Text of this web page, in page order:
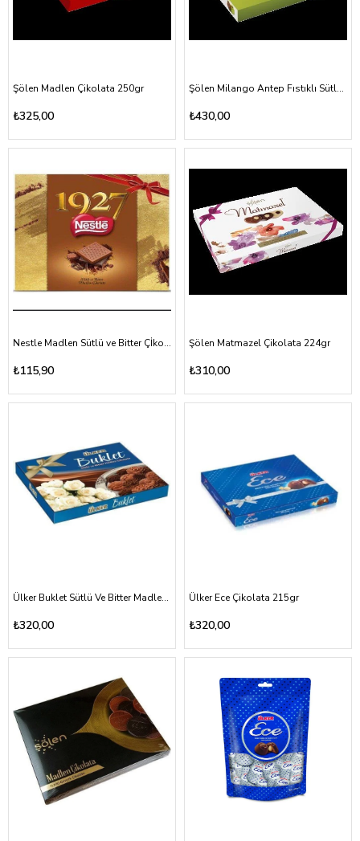
Şölen Madlen Çikolata 250gr
₺325,00
Şölen Milango Antep Fıstıklı Sütlü Çikolata 292gr
₺430,00
Nestle Madlen Sütlü ve Bitter Çİkolata 150gr
₺115,90
Şölen Matmazel Çikolata 224gr
₺310,00
Ülker Buklet Sütlü Ve Bitter Madlen Çikolata 208gr
₺320,00
Ülker Ece Çikolata 215gr
₺320,00